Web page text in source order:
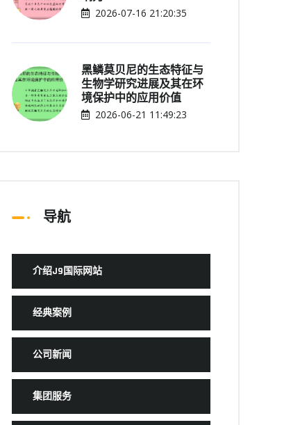
2026-07-16 21:20:35
黑鳞莫贝尼的生态特征与
生物学研究进展及其在环
境保护中的应用价值
2026-06-21 11:49:23
导航
介绍J9国际网站
经典案例
公司新闻
集团服务